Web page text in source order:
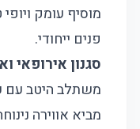
מוסיף עומק
פנים ייחודי.
סגנון אירופאי
משתלב היטב עם
מביא אווירה